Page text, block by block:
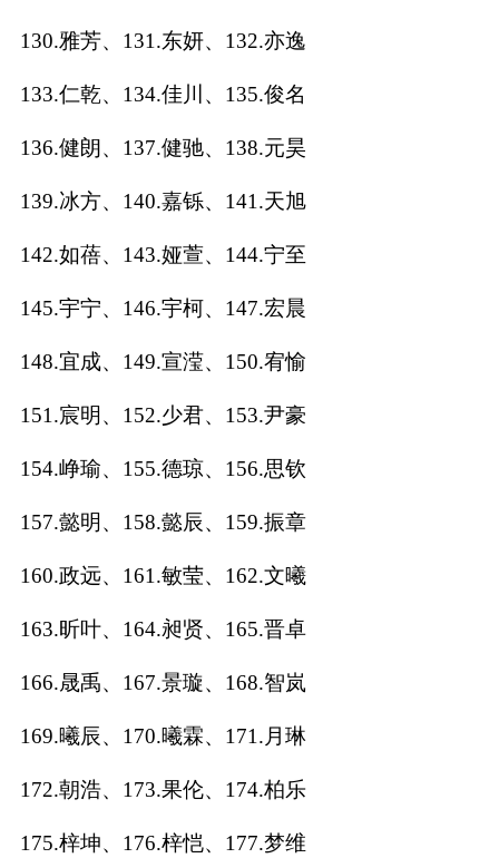
130.雅芳、131.东妍、132.亦逸
133.仁乾、134.佳川、135.俊名
136.健朗、137.健驰、138.元昊
139.冰方、140.嘉铄、141.天旭
142.如蓓、143.娅萱、144.宁至
145.宇宁、146.宇柯、147.宏晨
148.宜成、149.宣滢、150.宥愉
151.宸明、152.少君、153.尹豪
154.峥瑜、155.德琼、156.思钦
157.懿明、158.懿辰、159.振章
160.政远、161.敏莹、162.文曦
163.昕叶、164.昶贤、165.晋卓
166.晟禹、167.景璇、168.智岚
169.曦辰、170.曦霖、171.月琳
172.朝浩、173.果伦、174.柏乐
175.梓坤、176.梓恺、177.梦维